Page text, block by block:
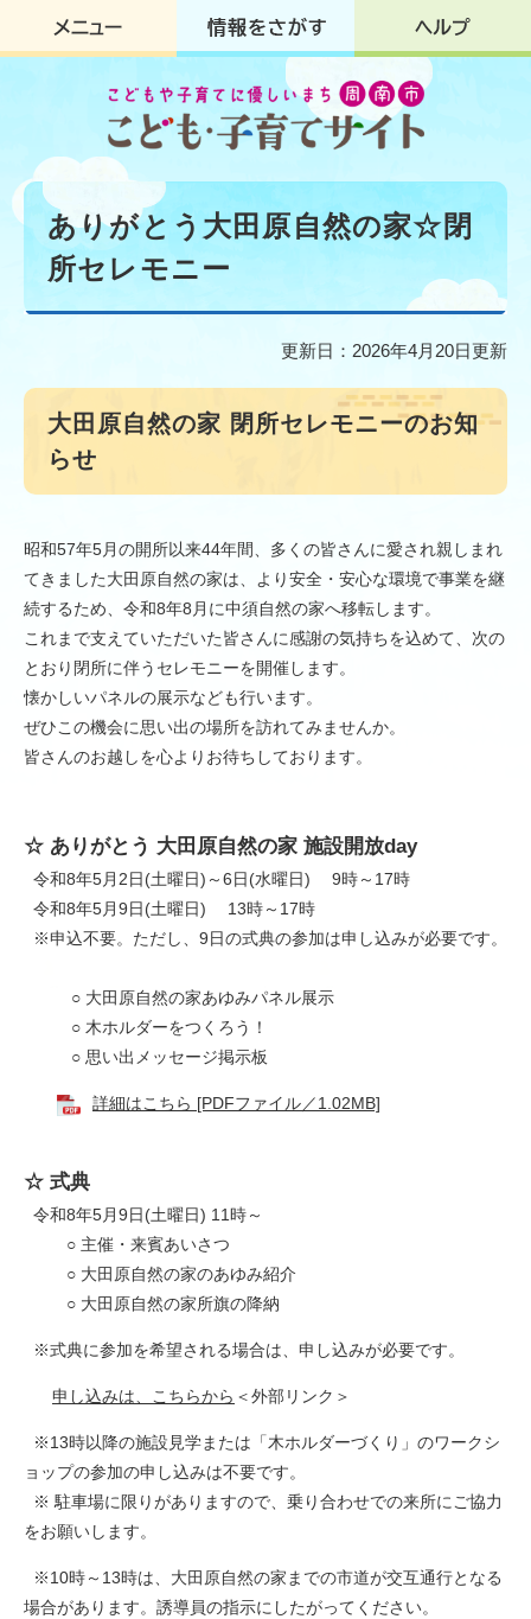
ジ
す
。
ュ
し
て
本
ありがとう大田原自然の家☆閉
所セレモニー
更新日：2026年4月20日更新
大田原自然の家 閉所セレモニーのお知
らせ
昭和57年5月の開所以来44年間、多くの皆さんに愛され親しまれ
てきました大田原自然の家は、より安全・安心な環境で事業を継
続するため、令和8年8月に中須自然の家へ移転します。
これまで支えていただいた皆さんに感謝の気持ちを込めて、次の
とおり閉所に伴うセレモニーを開催します。
懐かしいパネルの展示なども行います。
ぜひこの機会に思い出の場所を訪れてみませんか。
皆さんのお越しを心よりお待ちしております。
☆ ありがとう 大田原自然の家 施設開放day
令和8年5月2日(土曜日)～6日(水曜日) 9時～17時
令和8年5月9日(土曜日) 13時～17時
※申込不要。ただし、9日の式典の参加は申し込みが必要です。
○ 大田原自然の家あゆみパネル展示
○ 木ホルダーをつくろう！
○ 思い出メッセージ掲示板
詳細はこちら [PDFファイル／1.02MB]
☆ 式典
令和8年5月9日(土曜日) 11時～
○ 主催・来賓あいさつ
○ 大田原自然の家のあゆみ紹介
○ 大田原自然の家所旗の降納
※式典に参加を希望される場合は、申し込みが必要です。
申し込みは、こちらから ＜外部リンク＞
※13時以降の施設見学または「木ホルダーづくり」のワークシ
ョップの参加の申し込みは不要です。
※ 駐車場に限りがありますので、乗り合わせでの来所にご協力
をお願いします。
※10時～13時は、大田原自然の家までの市道が交互通行となる
場合があります。誘導員の指示にしたがってください。